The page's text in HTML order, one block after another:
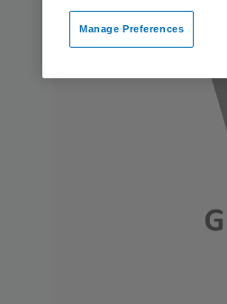
Manage Preferences